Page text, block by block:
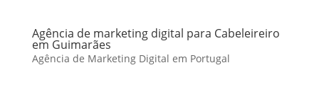
Agência de marketing digital para Cabeleireiro
em Guimarães
Agência de Marketing Digital em Portugal